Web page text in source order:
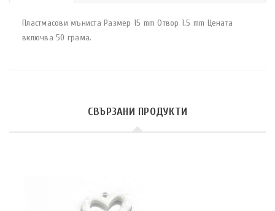
Пластмасови мъниста Размер 15 mm Отвор 1.5 mm Цената
включва 50 грама.
СВЪРЗАНИ ПРОДУКТИ